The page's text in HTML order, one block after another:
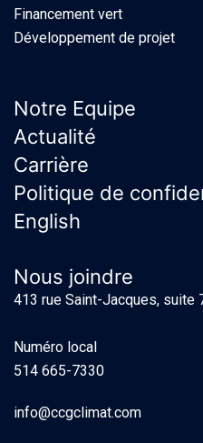
Financement vert
Développement de projet
Notre Equipe
Actualité
Carrière
Politique de
English
Nous joindre
413 rue Saint-Jacques, suite
Numéro local
514 665-7330
info@ccgclimat.com